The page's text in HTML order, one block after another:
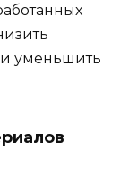
уменьшить